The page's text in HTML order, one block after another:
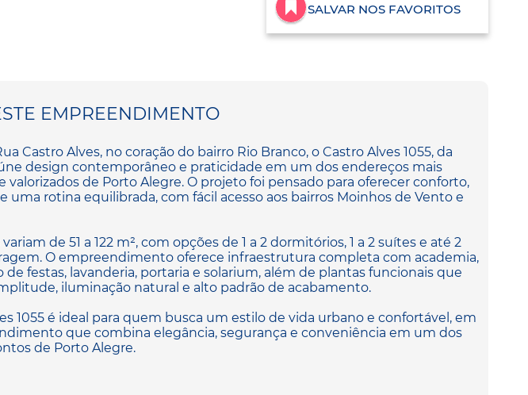
SALVAR NOS FAVORITOS
EMPREENDIMENTO
Castro Alves, no coração do bairro Rio Branco, o Castro Alves 1055, da
design contemporâneo e praticidade em um dos endereços mais
valorizados de Porto Alegre. O projeto foi pensado para oferecer conforto,
uma rotina equilibrada, com fácil acesso aos bairros Moinhos de Vento e
de 51 a 122 m², com opções de 1 a 2 dormitórios, 1 a 2 suítes e até 2
O empreendimento oferece infraestrutura completa com academia,
de festas, lavanderia, portaria e solarium, além de plantas funcionais que
iluminação natural e alto padrão de acabamento.
1055 é ideal para quem busca um estilo de vida urbano e confortável, em
que combina elegância, segurança e conveniência em um dos
de Porto Alegre.